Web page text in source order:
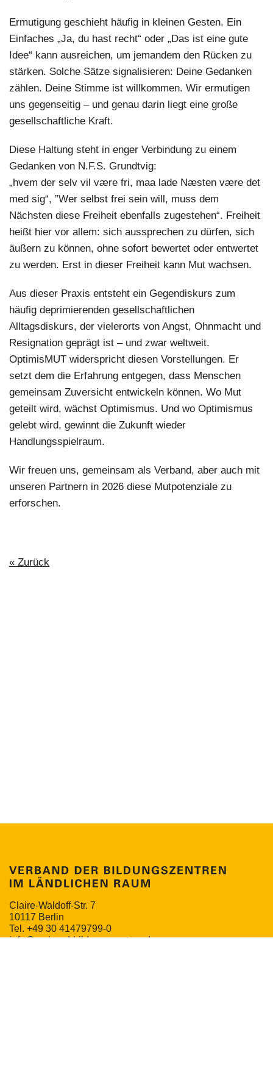
Ermutigung geschieht häufig in kleinen Gesten. Ein
Einfaches „Ja, du hast recht“ oder „Das ist eine gute
Idee“ kann ausreichen, um jemandem den Rücken zu
stärken. Solche Sätze signalisieren: Deine Gedanken
zählen. Deine Stimme ist willkommen. Wir ermutigen
uns gegenseitig – und genau darin liegt eine große
gesellschaftliche Kraft.
Diese Haltung steht in enger Verbindung zu einem
Gedanken von N.F.S. Grundtvig:
„hvem der selv vil være fri, maa lade Næsten være det
med sig“, ”Wer selbst frei sein will, muss dem
Nächsten diese Freiheit ebenfalls zugestehen“. Freiheit
heißt hier vor allem: sich aussprechen zu dürfen, sich
äußern zu können, ohne sofort bewertet oder entwertet
zu werden. Erst in dieser Freiheit kann Mut wachsen.
Aus dieser Praxis entsteht ein Gegendiskurs zum
häufig deprimierenden gesellschaftlichen
Alltagsdiskurs, der vielerorts von Angst, Ohnmacht und
Resignation geprägt ist – und zwar weltweit.
OptimisMUT widerspricht diesen Vorstellungen. Er
setzt dem die Erfahrung entgegen, dass Menschen
gemeinsam Zuversicht entwickeln können. Wo Mut
geteilt wird, wächst Optimismus. Und wo Optimismus
gelebt wird, gewinnt die Zukunft wieder
Handlungsspielraum.
Wir freuen uns, gemeinsam als Verband, aber auch mit
unseren Partnern in 2026 diese Mutpotenziale zu
erforschen.
« Zurück
Claire-Waldoff-Str. 7
10117 Berlin
Tel. +49 30 41479799-0
info@verband-bildungszentren.de